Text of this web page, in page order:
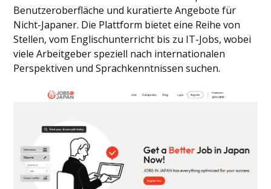
Benutzeroberfläche und kuratierte Angebote für
Nicht-Japaner. Die Plattform bietet eine Reihe von
Stellen, vom Englischunterricht bis zu IT-Jobs, wobei
viele Arbeitgeber speziell nach internationalen
Perspektiven und Sprachkenntnissen suchen.